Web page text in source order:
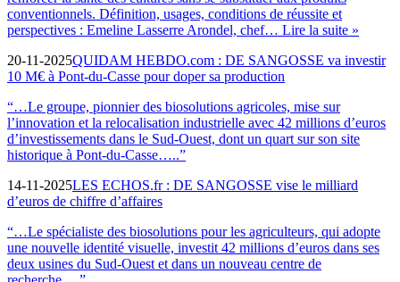
conventionnels. Définition, usages, conditions de réussite et
perspectives : Emeline Lasserre Arondel, chef… Lire la suite »
20-11-2025QUIDAM HEBDO.com : DE SANGOSSE va investir
10 M€ à Pont-du-Casse pour doper sa production
“…Le groupe, pionnier des biosolutions agricoles, mise sur
l’innovation et la relocalisation industrielle avec 42 millions d’euros
d’investissements dans le Sud-Ouest, dont un quart sur son site
historique à Pont-du-Casse…..”
14-11-2025LES ECHOS.fr : DE SANGOSSE vise le milliard
d’euros de chiffre d’affaires
“…Le spécialiste des biosolutions pour les agriculteurs, qui adopte
une nouvelle identité visuelle, investit 42 millions d’euros dans ses
deux usines du Sud-Ouest et dans un nouveau centre de